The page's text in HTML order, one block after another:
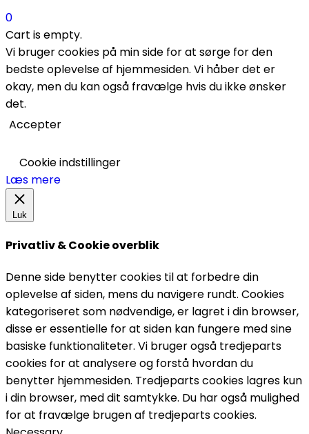
0
Cart is empty.
Vi bruger cookies på min side for at sørge for den
bedste oplevelse af hjemmesiden. Vi håber det er
okay, men du kan også fravælge hvis du ikke ønsker
det.
Accepter
Cookie indstillinger
Læs mere
Luk
Privatliv & Cookie overblik
Denne side benytter cookies til at forbedre din
oplevelse af siden, mens du navigere rundt. Cookies
kategoriseret som nødvendige, er lagret i din browser,
disse er essentielle for at siden kan fungere med sine
basiske funktionaliteter. Vi bruger også tredjeparts
cookies for at analysere og forstå hvordan du
benytter hjemmesiden. Tredjeparts cookies lagres kun
i din browser, med dit samtykke. Du har også mulighed
for at fravælge brugen af tredjeparts cookies.